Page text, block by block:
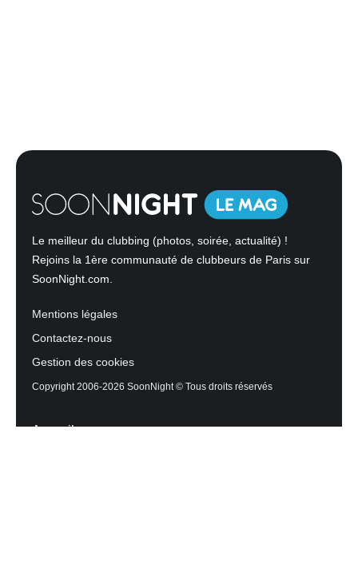
Le meilleur du clubbing (photos, soirée, actualité) !
Rejoins la 1ère communauté de clubbeurs de Paris sur
SoonNight.com.
Mentions légales
Contactez-nous
Gestion des cookies
Copyright 2006-2026 SoonNight © Tous droits réservés
Accueil